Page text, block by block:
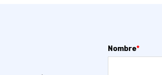
Nombre*